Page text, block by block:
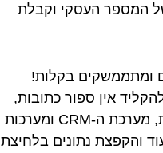
המספר העסקי וקבלת
ומתממשקים בקלות!
אין ספור כתובות,
ניתן להתממשק לכתובת הלקוחות, מערכת ה-CRM ומערכות
והקפצת נתונים בלחיצת